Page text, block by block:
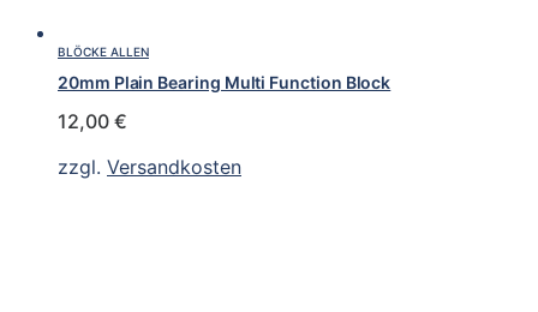
BLÖCKE ALLEN
20mm Plain Bearing Multi Function Block
12,00 €
zzgl. Versandkosten